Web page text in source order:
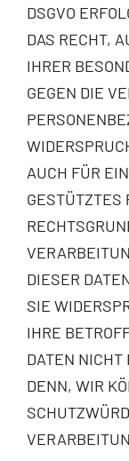
DSGVO
DAS RECHT,
IHRER
GEGEN DIE
AUCH FÜR
GESTÜTZTES
DIESER
SIE
IHRE
DATEN NICHT
DENN, WIR